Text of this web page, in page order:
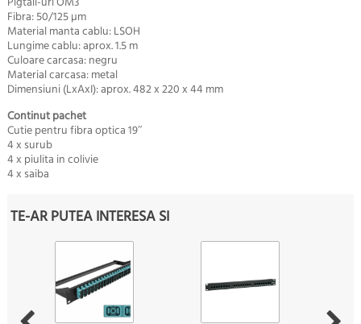
Fibra: 50/125 µm
Material manta cablu: LSOH
Lungime cablu: aprox. 1.5 m
Culoare carcasa: negru
Material carcasa: metal
Dimensiuni (LxAxI): aprox. 482 x 220 x 44 mm
Continut pachet
Cutie pentru fibra optica 19″
4 x surub
4 x piulita in colivie
4 x saiba
TE-AR PUTEA INTERESA SI